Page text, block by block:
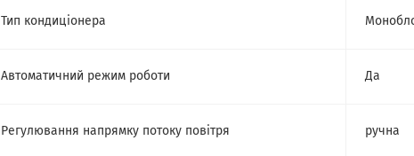
Тип кондиціонера
Автоматичний режим роботи Да
Регулювання напрямку потоку повітря ручна